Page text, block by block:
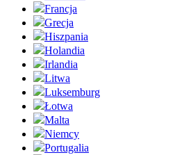
Francja
Grecja
Hiszpania
Holandia
Irlandia
Litwa
Luksemburg
Łotwa
Malta
Niemcy
Portugalia